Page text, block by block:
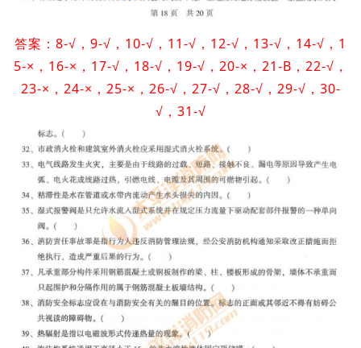
答案：8-√，9-√，10-√，11-√，12-√，13-√，14-√，1
5-×，16-×，17-√，18-√，19-√，20-×，21-B，22-√，
23-×，24-×，25-×，26-√，27-√，28-√，29-√，30-
√，31-√